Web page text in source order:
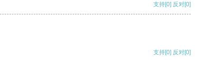
支持[0] 反对[0]
支持[0] 反对[0]